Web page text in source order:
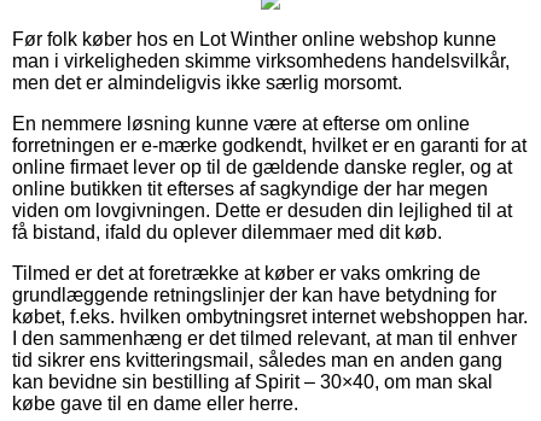
Før folk køber hos en Lot Winther online webshop kunne
man i virkeligheden skimme virksomhedens handelsvilkår,
men det er almindeligvis ikke særlig morsomt.
En nemmere løsning kunne være at efterse om online
forretningen er e-mærke godkendt, hvilket er en garanti for at
online firmaet lever op til de gældende danske regler, og at
online butikken tit efterses af sagkyndige der har megen
viden om lovgivningen. Dette er desuden din lejlighed til at
få bistand, ifald du oplever dilemmaer med dit køb.
Tilmed er det at foretrække at køber er vaks omkring de
grundlæggende retningslinjer der kan have betydning for
købet, f.eks. hvilken ombytningsret internet webshoppen har.
I den sammenhæng er det tilmed relevant, at man til enhver
tid sikrer ens kvitteringsmail, således man en anden gang
kan bevidne sin bestilling af Spirit – 30×40, om man skal
købe gave til en dame eller herre.